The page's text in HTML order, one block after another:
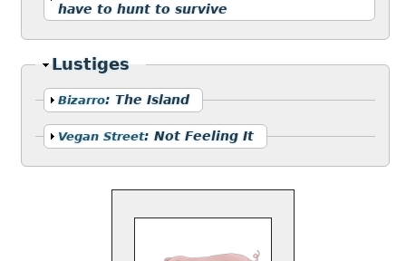
have to hunt to survive
Ausblenden
Lustiges
Anzeigen
Bizarro:The Island
Anzeigen
Vegan Street:Not Feeling It